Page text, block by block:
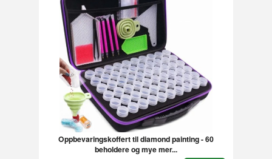
Oppbevaringskoffert til diamond painting - 60
beholdere og mye mer...